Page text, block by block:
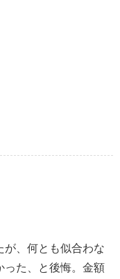
が、何とも似合わな
った、と後悔。金額